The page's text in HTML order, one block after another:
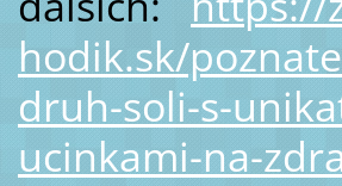
hodik.sk/
druh-soli-s-
ucinkami-na-